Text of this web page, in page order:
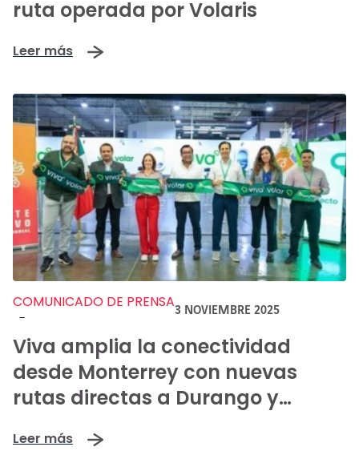
ruta operada por Volaris
Leer más
COMUNICADO DE PRENSA
-
3 NOVIEMBRE 2025
Viva amplia la conectividad
desde Monterrey con nuevas
rutas directas a Durango y
Leer más